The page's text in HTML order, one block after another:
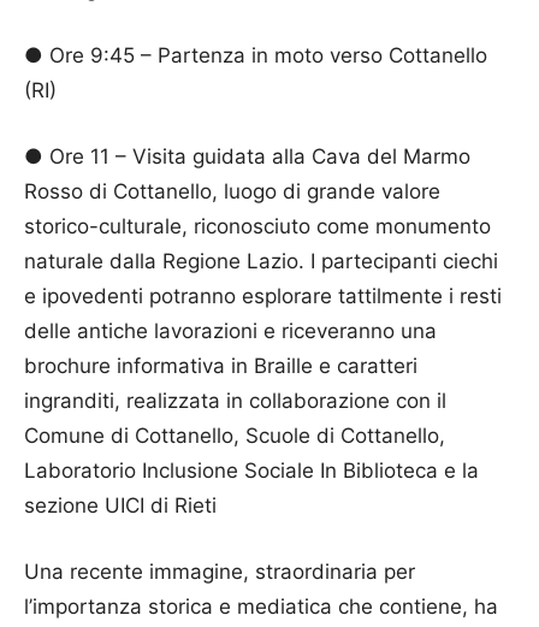
● Ore 9:45 – Partenza in moto verso Cottanello
(RI)
● Ore 11 – Visita guidata alla Cava del Marmo
Rosso di Cottanello, luogo di grande valore
storico-culturale, riconosciuto come monumento
naturale dalla Regione Lazio. I partecipanti ciechi
e ipovedenti potranno esplorare tattilmente i resti
delle antiche lavorazioni e riceveranno una
brochure informativa in Braille e caratteri
ingranditi, realizzata in collaborazione con il
Comune di Cottanello, Scuole di Cottanello,
Laboratorio Inclusione Sociale In Biblioteca e la
sezione UICI di Rieti
Una recente immagine, straordinaria per
l’importanza storica e mediatica che contiene, ha